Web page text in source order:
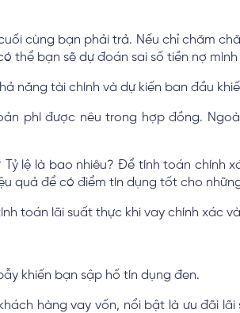
cùng bạn phải trả. Nếu chỉ chăm
thể bạn sẽ dự đoán sai số tiền nợ
năng tài chính và dự kiến ban đầu
phí được nêu trong hợp đồng.
lệ là bao nhiêu? Để tính toán chính
quả để có điểm tín dụng tốt cho
toán lãi suất thực khi vay chính xác
khiến bạn sập hố tín dụng đen.
hàng vay vốn, nổi bật là ưu đãi